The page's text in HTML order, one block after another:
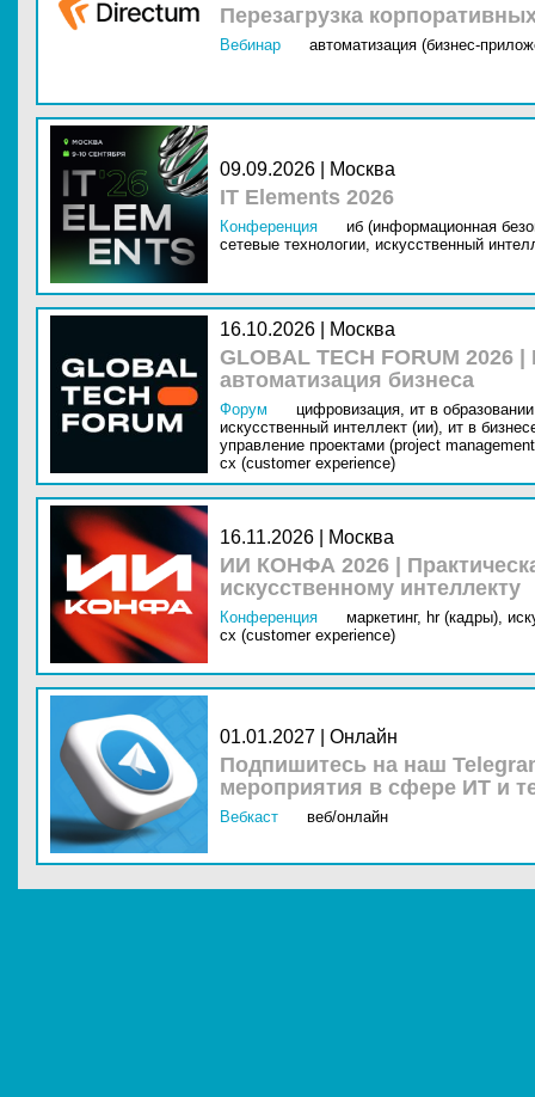
Перезагрузка
Вебинар автоматизация (бизнес-
09.09.2026 | Москва
IT Elements 2026
Конференция
иб (информационная
сетевые технологии, искусственный
16.10.2026 | Москва
GLOBAL TECH FORUM
автоматизация бизнеса
Форум цифровизация, ит в
искусственный интеллект (ии), ит в
управление проектами (project
cx (customer experience)
16.11.2026 | Москва
ИИ КОНФА 2026 |
искусственному интеллекту
Конференция маркетинг, hr (кадры),
cx (customer experience)
01.01.2027 | Онлайн
Подпишитесь на наш
мероприятия в сфере ИТ и
Вебкаст веб/онлайн